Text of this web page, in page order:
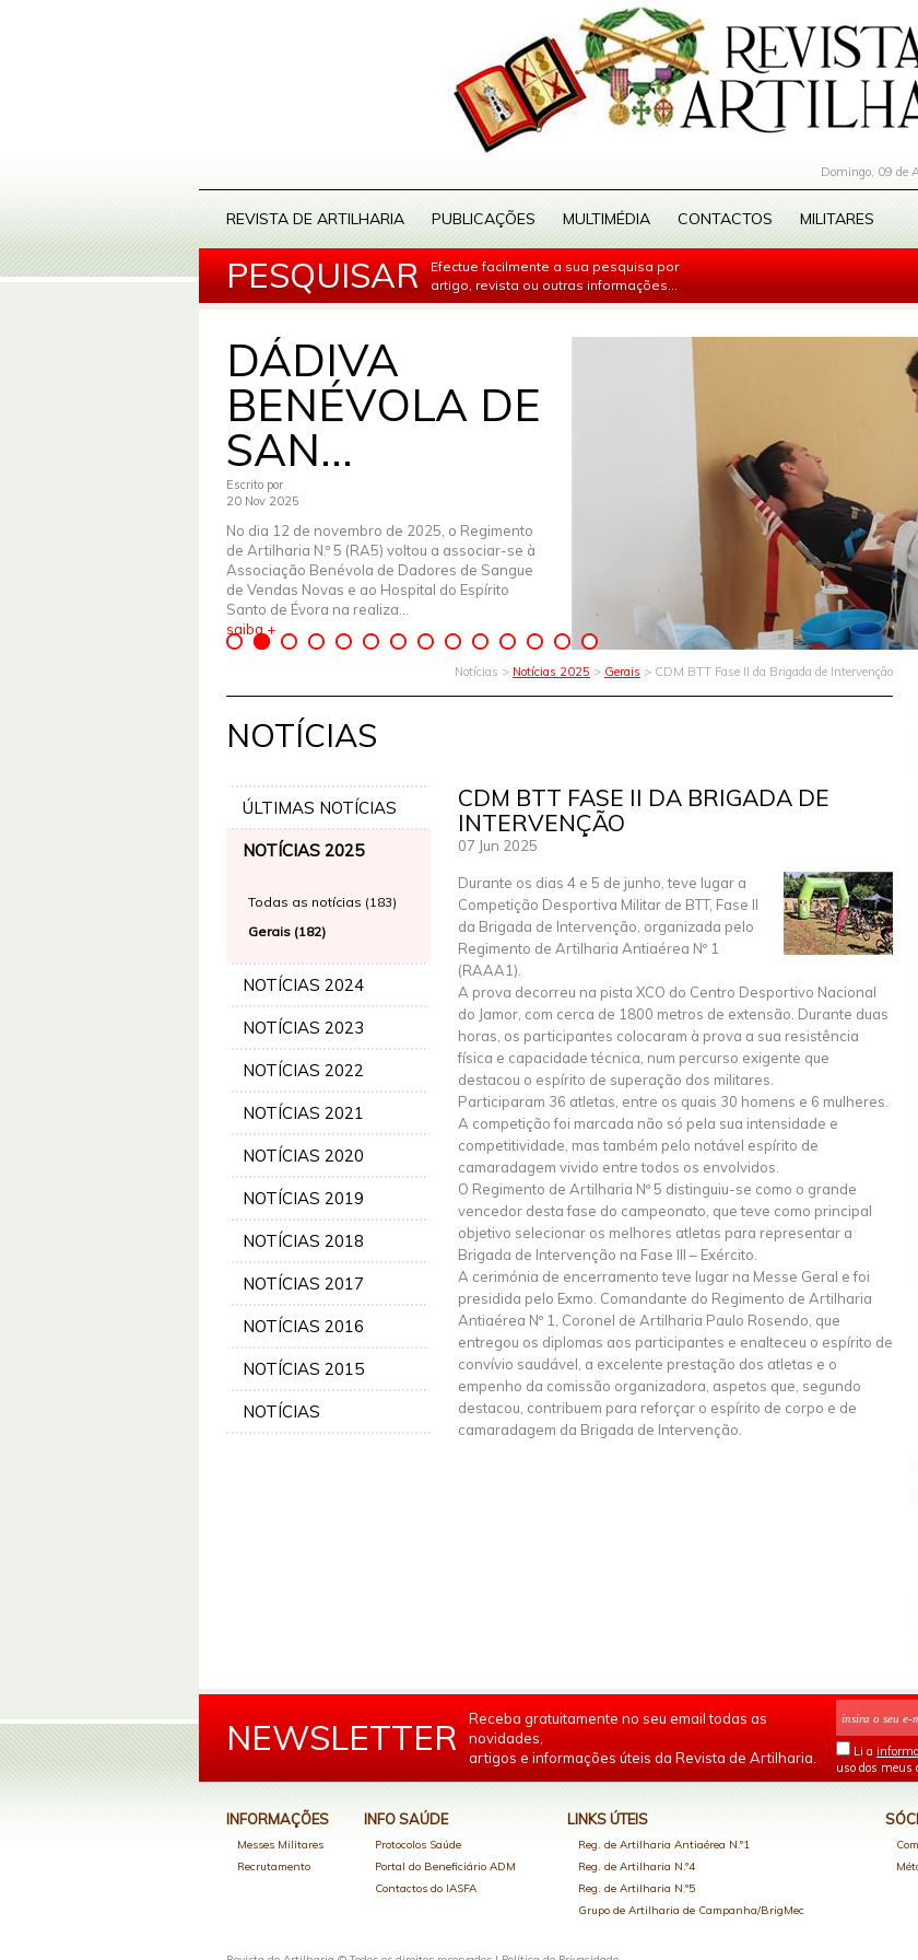
Domingo, 09 de
REVISTA DE ARTILHARIA PUBLICAÇÕES MULTIMÉDIA CONTACTOS MILITARES
PESQUISAR
Efectue facilmente a sua pesquisa por
artigo, revista ou outras informações...
DÁDIVA
BENÉVOLA DE
SAN...
Escrito por
20 Nov 2025
No dia 12 de novembro de 2025, o Regimento
de Artilharia N.º 5 (RA5) voltou a associar-se à
Associação Benévola de Dadores de Sangue
de Vendas Novas e ao Hospital do Espírito
Santo de Évora na realiza...
saiba +
Notícias > Notícias 2025 > Gerais > CDM BTT Fase II da Brigada de Intervenção
NOTÍCIAS
ÚLTIMAS NOTÍCIAS
NOTÍCIAS 2025
Todas as notícias (183)
Gerais (182)
NOTÍCIAS 2024
NOTÍCIAS 2023
NOTÍCIAS 2022
NOTÍCIAS 2021
NOTÍCIAS 2020
NOTÍCIAS 2019
NOTÍCIAS 2018
NOTÍCIAS 2017
NOTÍCIAS 2016
NOTÍCIAS 2015
NOTÍCIAS
CDM BTT FASE II DA BRIGADA DE
INTERVENÇÃO
07 Jun 2025
Durante os dias 4 e 5 de junho, teve lugar a
Competição Desportiva Militar de BTT, Fase II
da Brigada de Intervenção, organizada pelo
Regimento de Artilharia Antiaérea Nº 1
(RAAA1).
A prova decorreu na pista XCO do Centro Desportivo Nacional
do Jamor, com cerca de 1800 metros de extensão. Durante duas
horas, os participantes colocaram à prova a sua resistência
física e capacidade técnica, num percurso exigente que
destacou o espírito de superação dos militares.
Participaram 36 atletas, entre os quais 30 homens e 6 mulheres.
A competição foi marcada não só pela sua intensidade e
competitividade, mas também pelo notável espírito de
camaradagem vivido entre todos os envolvidos.
O Regimento de Artilharia Nº 5 distinguiu-se como o grande
vencedor desta fase do campeonato, que teve como principal
objetivo selecionar os melhores atletas para representar a
Brigada de Intervenção na Fase III – Exército.
A cerimónia de encerramento teve lugar na Messe Geral e foi
presidida pelo Exmo. Comandante do Regimento de Artilharia
Antiaérea Nº 1, Coronel de Artilharia Paulo Rosendo, que
entregou os diplomas aos participantes e enalteceu o espírito de
convívio saudável, a excelente prestação dos atletas e o
empenho da comissão organizadora, aspetos que, segundo
destacou, contribuem para reforçar o espírito de corpo e de
camaradagem da Brigada de Intervenção.
NEWSLETTER
Receba gratuitamente no seu email todas as
novidades,
artigos e informações úteis da Revista de Artilharia.
Li a
uso dos meus
INFORMAÇÕES
Messes Militares
Recrutamento
INFO SAÚDE
Protocolos Saúde
Portal do Beneficiário ADM
Contactos do IASFA
LINKS ÚTEIS
Reg. de Artilharia Antiaérea N.º1
Reg. de Artilharia N.º4
Reg. de Artilharia N.º5
Grupo de Artilharia de Campanha/BrigMec